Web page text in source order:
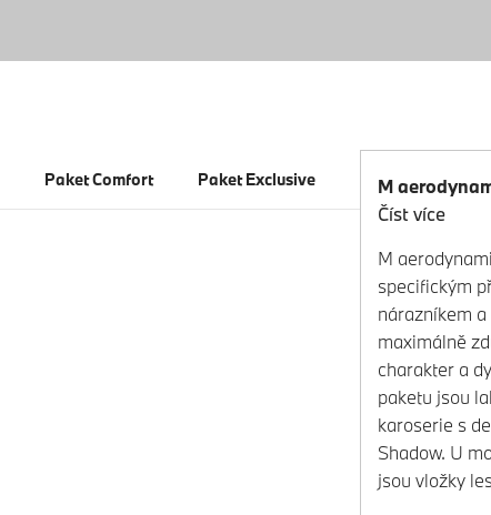
Paket Comfort Paket Exclusive
M
Číst více
M
specifickým
nárazníkem
maximálně
charakter a
paketu jsou
karoserie s
Shadow. U
jsou vložky